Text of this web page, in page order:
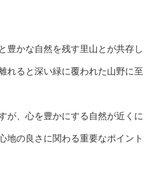
豊かな自然を残す里山とが共存し
れると深い緑に覆われた山野に至
が、心を豊かにする自然が近くに
地の良さに関わる重要なポイント